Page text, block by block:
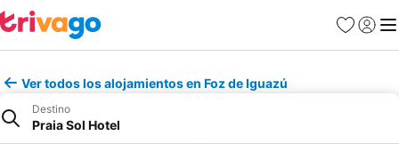
Favoritos
Iniciar
Ver todos los alojamientos en Foz de Iguazú
Destino
Praia Sol Hotel